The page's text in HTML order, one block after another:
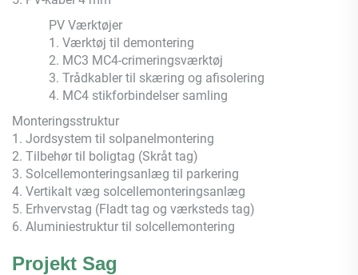
PV Værktøjer
1. Værktøj til demontering
2. MC3 MC4-crimeringsværktøj
3. Trådkabler til skæring og afisolering
4. MC4 stikforbindelser samling
Monteringsstruktur
1. Jordsystem til solpanelmontering
2. Tilbehør til boligtag (Skråt tag)
3. Solcellemonteringsanlæg til parkering
4. Vertikalt væg solcellemonteringsanlæg
5. Erhvervstag (Fladt tag og værksteds tag)
6. Aluminiestruktur til solcellemontering
Projekt Sag